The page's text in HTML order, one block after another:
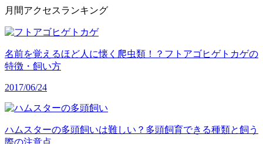
月間アクセスランキング
名前を覚えるほど人に懐く爬虫類！？フトアゴヒゲトカゲの
特徴・飼い方
2017/06/24
ハムスターの多頭飼いは難しい？多頭飼育できる種類と飼う
際の注意点